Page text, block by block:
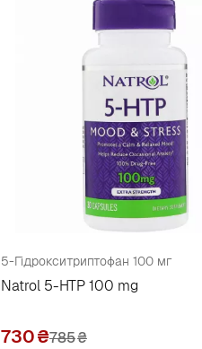
5-Гідрокситриптофан 100 мг
Natrol 5-HTP 100 mg
730₴785₴